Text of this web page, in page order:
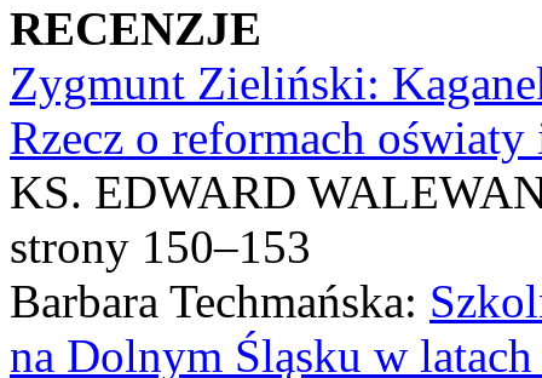
RECENZJE
Zygmunt Zieliński:
Rzecz o reformach
KS. EDWARD
strony 150–153
Barbara Techmańska:
na Dolnym Śląsku w